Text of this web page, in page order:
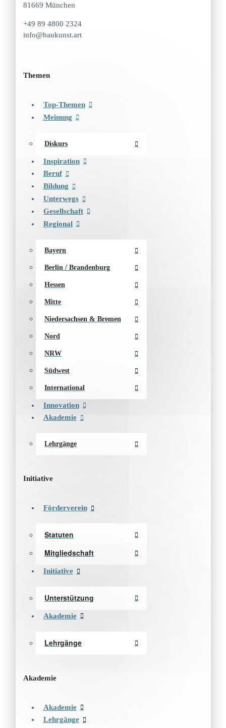
81669 München
+49 89 4800 2324
info@baukunst.art
Themen
Top-Themen
Meinung
Diskurs
Inspiration
Beruf
Bildung
Unterwegs
Gesellschaft
Regional
Bayern
Berlin / Brandenburg
Hessen
Mitte
Niedersachsen & Bremen
Nord
NRW
Südwest
International
Innovation
Akademie
Lehrgänge
Initiative
Förderverein
Statuten
Mitgliedschaft
Initiative
Unterstützung
Akademie
Lehrgänge
Akademie
Akademie
Lehrgänge